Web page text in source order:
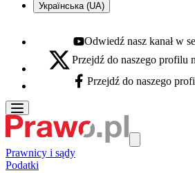
Українська (UA)
Youtube - otwiera się w nowej karcie
Odwiedź nasz kanał w
X - otwiera się w nowej karcie
Przejdź do naszego profilu
Facebook - otwiera się w nowej karcie
Przejdź do naszego
Prawnicy i sądy
Podatki